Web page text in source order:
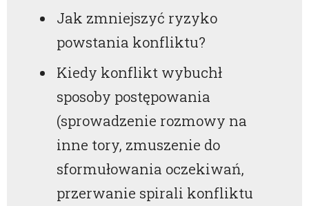
Jak zmniejszyć ryzyko
powstania konfliktu?
Kiedy konflikt wybuchł
sposoby postępowania
(sprowadzenie rozmowy na
inne tory, zmuszenie do
sformułowania oczekiwań,
przerwanie spirali konfliktu